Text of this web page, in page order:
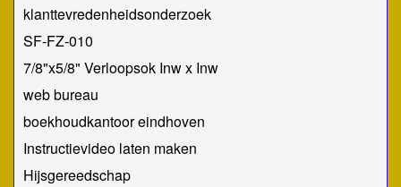
klanttevredenheidsonderzoek
SF-FZ-010
7/8"x5/8" Verloopsok Inw x Inw
web bureau
boekhoudkantoor eindhoven
Instructievideo laten maken
Hijsgereedschap